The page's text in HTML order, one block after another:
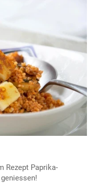
Rezept Paprika-